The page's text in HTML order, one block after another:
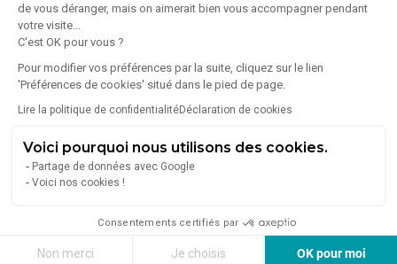
de vous déranger, mais on aimerait bien vous accompagner pendant
votre visite...
C'est OK pour vous ?
Pour modifier vos préférences par la suite, cliquez sur le lien
'Préférences de cookies' situé dans le pied de page.
Lire la politique de confidentialitéDéclaration de cookies
Voici pourquoi nous utilisons des cookies.
Partage de données avec Google
Voici nos cookies !
Consentements certifiés par
Non merci Je choisis
OK pour moi
À propos de l'agence
SCAMAC-IMMO
Bussy-Saint-Martin
Voir toutes les annonces de l'agence